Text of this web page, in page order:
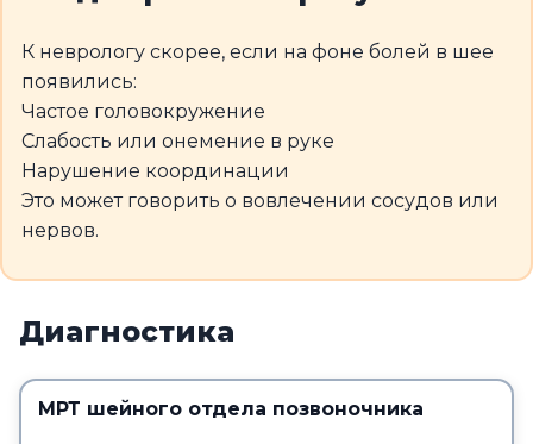
К неврологу скорее, если на фоне болей в шее
появились:
Частое головокружение
Слабость или онемение в руке
Нарушение координации
Это может говорить о вовлечении сосудов или
нервов.
Диагностика
МРТ шейного отдела позвоночника